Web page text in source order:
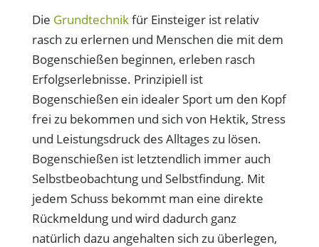
Die Grundtechnikfür Einsteiger ist relativ
rasch zu erlernen und Menschen die mit dem
Bogenschießen beginnen, erleben rasch
Erfolgserlebnisse. Prinzipiell ist
Bogenschießen ein idealer Sport um den Kopf
frei zu bekommen und sich von Hektik, Stress
und Leistungsdruck des Alltages zu lösen.
Bogenschießen ist letztendlich immer auch
Selbstbeobachtung und Selbstfindung. Mit
jedem Schuss bekommt man eine direkte
Rückmeldung und wird dadurch ganz
natürlich dazu angehalten sich zu überlegen,